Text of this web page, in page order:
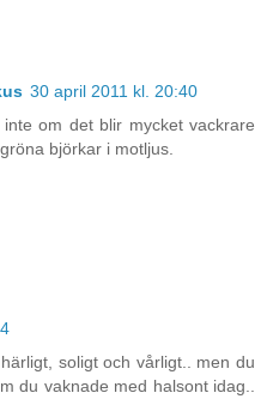
30 april 2011 kl. 20:40
om det blir mycket vackrare
björkar i motljus.
soligt och vårligt.. men du
du vaknade med halsont idag..